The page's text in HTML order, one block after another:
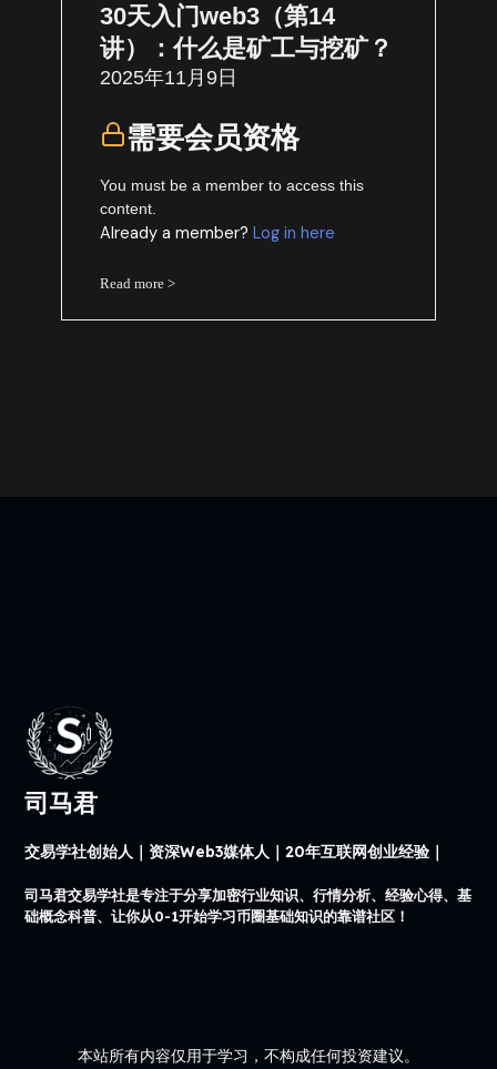
30天入门web3（第14
讲）：什么是矿工与挖矿？
2025年11月9日
需要会员资格
You must be a member to access this
content.
Already a member?Log in here
Read more >
司马君
交易学社创始人｜资深Web3媒体人｜20年互联网创业经验｜
司马君交易学社是专注于分享加密行业知识、行情分析、经验心得、基
础概念科普、让你从0-1开始学习币圈基础知识的靠谱社区！
本站所有内容仅用于学习，不构成任何投资建议。